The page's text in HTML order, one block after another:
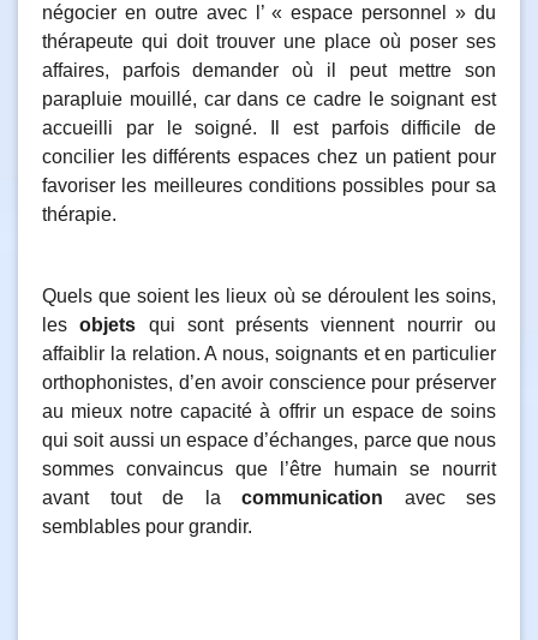
négocier en outre avec l’ « espace personnel » du
thérapeute qui doit trouver une place où poser ses
affaires, parfois demander où il peut mettre son
parapluie mouillé, car dans ce cadre le soignant est
accueilli par le soigné. Il est parfois difficile de
concilier les différents espaces chez un patient pour
favoriser les meilleures conditions possibles pour sa
thérapie.
Quels que soient les lieux où se déroulent les soins,
lesobjets qui sont présents viennent nourrir ou
affaiblir la relation. A nous, soignants et en particulier
orthophonistes, d’en avoir conscience pour préserver
au mieux notre capacité à offrir un espace de soins
qui soit aussi un espace d’échanges, parce que nous
sommes convaincus que l’être humain se nourrit
avant tout de la communication avec ses
semblables pour grandir.